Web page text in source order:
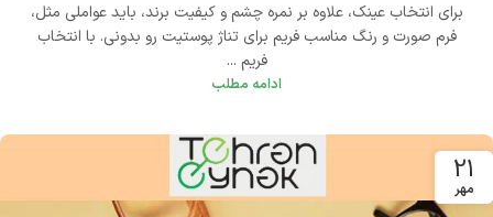
برای انتخاب عینک، علاوه بر نمره چشم و کیفیت برند، باید عواملی مثل،
فرم صورت و رنگ مناسب فریم برای تناژ پوستیت رو بدونی. با انتخاب
فریم ...
ادامه مطلب
21
مهر